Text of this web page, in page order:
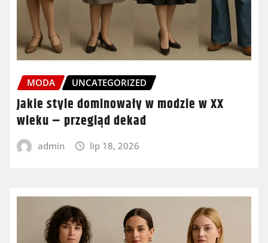
MODA UNCATEGORIZED
Jakie style dominowały w modzie w XX
wieku – przegląd dekad
admin lip 18, 2026